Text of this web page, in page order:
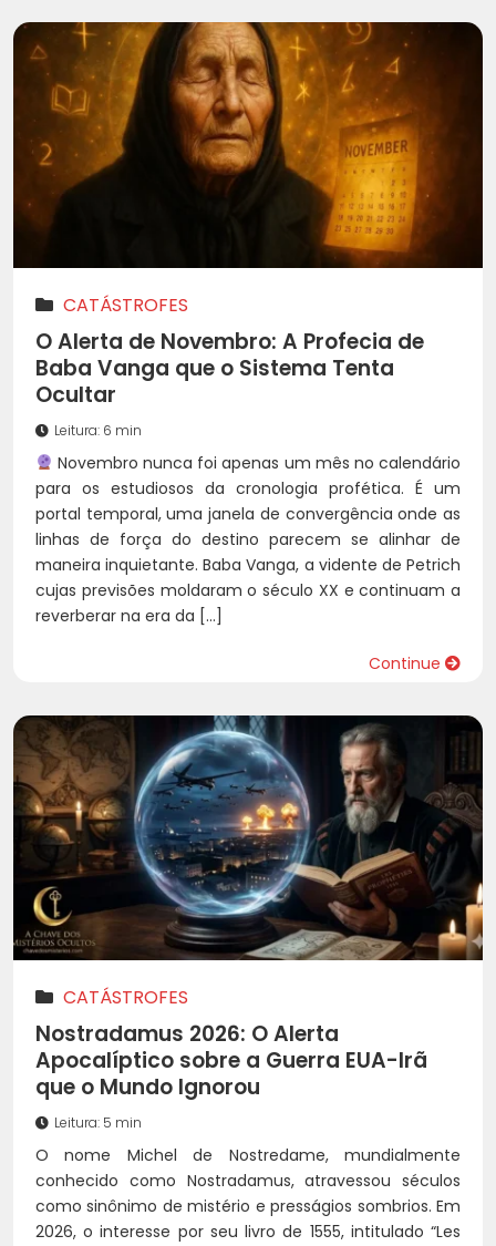
CATÁSTROFES
O Alerta de Novembro: A Profecia de
Baba Vanga que o Sistema Tenta
Ocultar
Leitura: 6 min
Novembro nunca foi apenas um mês no calendário
para os estudiosos da cronologia profética. É um
portal temporal, uma janela de convergência onde as
linhas de força do destino parecem se alinhar de
maneira inquietante. Baba Vanga, a vidente de Petrich
cujas previsões moldaram o século XX e continuam a
reverberar na era da […]
Continue
CATÁSTROFES
Nostradamus 2026: O Alerta
Apocalíptico sobre a Guerra EUA-Irã
que o Mundo Ignorou
Leitura: 5 min
O nome Michel de Nostredame, mundialmente
conhecido como Nostradamus, atravessou séculos
como sinônimo de mistério e presságios sombrios. Em
2026, o interesse por seu livro de 1555, intitulado “Les